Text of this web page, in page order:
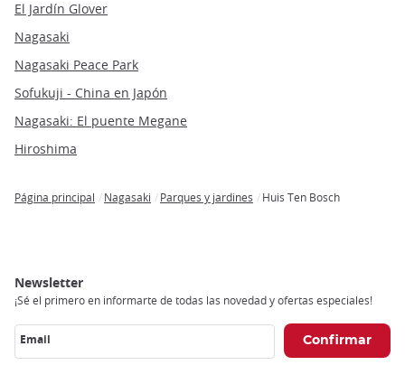
El Jardín Glover
Nagasaki
Nagasaki Peace Park
Sofukuji - China en Japón
Nagasaki: El puente Megane
Hiroshima
Página principal Nagasaki Parques y jardines Huis Ten Bosch
Newsletter
¡Sé el primero en informarte de todas las novedad y ofertas especiales!
Email